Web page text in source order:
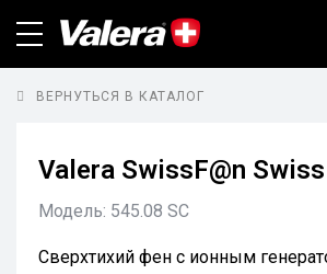
ВЕРНУТЬСЯ В КАТАЛОГ
Valera SwissF@n
Модель: 545.08 SC
Сверхтихий фен с ионным